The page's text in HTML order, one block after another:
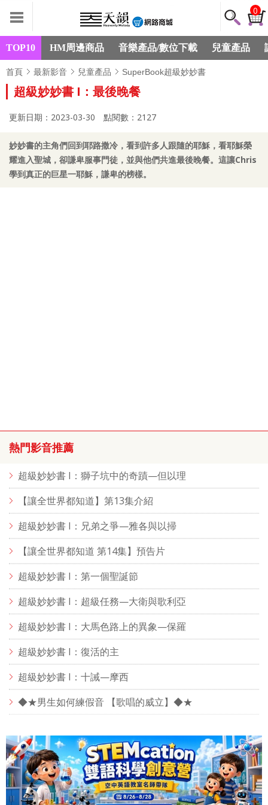
0
TOP10 HM周邊商品 音樂產品/數位下載 兒童產品
首頁 最新影音 兒童產品 SuperBook超級妙妙書
超級妙妙書 I：最後晚餐
更新日期：2023-03-30 點閱數：2127
妙妙書的主角們回到耶路撒冷，看到許多人跟隨的耶穌，看耶穌榮
耀進入聖城，卻謙卑服事門徒，並與他們共進最後晚餐。這讓Chris
學到真正的巨星一耶穌，謙卑的榜樣。
熱門影音推薦
超級妙妙書 I：獅子坑中的奇蹟—但以理
【讓全世界都知道】第13集介紹
超級妙妙書 I：兄弟之爭—雅各與以掃
【讓全世界都知道 第14集】預告片
超級妙妙書 I：第一個聖誕節
超級妙妙書 I：超級任務—大衛與歌利亞
超級妙妙書 I：大馬色路上的異象—保羅
超級妙妙書 I：復活的主
超級妙妙書 I：十誡—摩西
◆★男生如何練假音 【歌唱的威立】◆★